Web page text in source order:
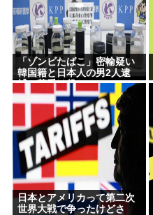
「ゾンビたばこ」密輸疑い
韓国籍と日本人の男2人逮
捕、荷受け役か
日本とアメリカって第二次
世界大戦で争ったけどさ